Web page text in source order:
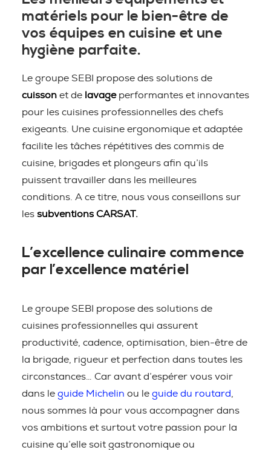
matériels pour le bien-être de
vos équipes en cuisine et une
hygiène parfaite.
Le groupe SEBI propose des solutions de
cuisson et de lavageperformantes et innovantes
pour les cuisines professionnelles des chefs
exigeants. Une cuisine ergonomique et adaptée
facilite les tâches répétitives des commis de
cuisine, brigades et plongeurs afin qu’ils
puissent travailler dans les meilleures
conditions. A ce titre, nous vous conseillons sur
les subventions CARSAT.
L’excellence culinaire commence
par l’excellence matériel
Le groupe SEBI propose des solutions de
cuisines professionnelles qui assurent
productivité, cadence, optimisation, bien-être de
la brigade, rigueur et perfection dans toutes les
circonstances… Car avant d’espérer vous voir
dans le guide Michelin ou le guide du routard
nous sommes là pour vous accompagner dans
vos ambitions et surtout votre passion pour la
cuisine qu’elle soit gastronomique ou